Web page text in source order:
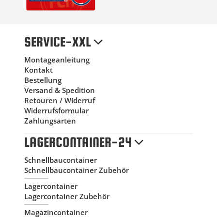
SERVICE-XXL
Montageanleitung
Kontakt
Bestellung
Versand & Spedition
Retouren / Widerruf
Widerrufsformular
Zahlungsarten
LAGERCONTAINER-24
Schnellbaucontainer
Schnellbaucontainer Zubehör
Lagercontainer
Lagercontainer Zubehör
Magazincontainer